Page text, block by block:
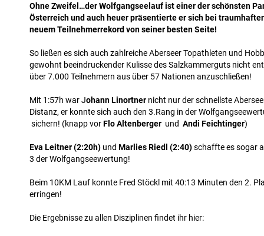
Ohne Zweifel…der Wolfgangseelauf ist einer der schönsten
Österreich und auch heuer präsentierte er sich bei
neuem Teilnehmerrekord von seiner besten Seite!
So ließen es sich auch zahlreiche Aberseer Topathleten und
gewohnt beeindruckender Kulisse des Salzkammerguts nicht
über 7.000 Teilnehmern aus über 57 Nationen anzuschließen!
Mit 1:57h war Johann Linortner nicht nur der schnellste
Distanz, er konnte sich auch den 3.Rang in der
sichern! (knapp vorFlo Altenberger und Andi Feichtinger)
Eva Leitner (2:20h) und Marlies Riedl (2:40)schaffte es sogar
3 der Wolfgangseewertung!
Beim 10KM Lauf konnte Fred Stöckl mit 40:13 Minuten den 2.
erringen!
Die Ergebnisse zu allen Disziplinen findet ihr hier: